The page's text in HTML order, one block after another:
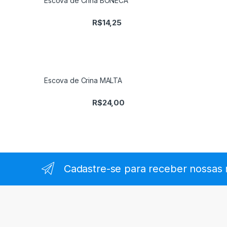
R$14,25
Escova de Crina MALTA
R$24,00
Cadastre-se para receber nossas